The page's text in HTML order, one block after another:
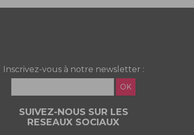
Inscrivez-vous à notre newsletter :
OK
SUIVEZ-NOUS SUR LES
RESEAUX SOCIAUX